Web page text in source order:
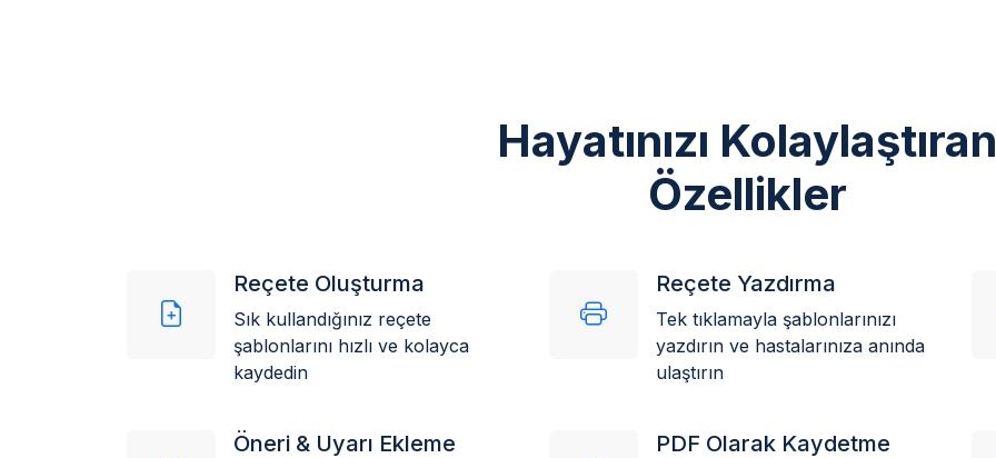
Hayatınızı Kolaylaştıran
Özellikler
Reçete Oluşturma
Sık kullandığınız reçete
şablonlarını hızlı ve kolayca
kaydedin
Reçete Yazdırma
Tek tıklamayla şablonlarınızı
yazdırın ve hastalarınıza anında
ulaştırın
Öneri & Uyarı Ekleme PDF Olarak Kaydetme